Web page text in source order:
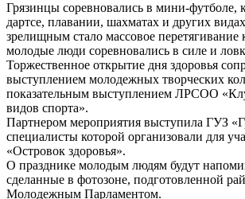
Грязинцы соревновались в мини-
дартсе, плавании, шахматах и других
зрелищным стало массовое перетягивание
молодые люди соревновались в силе и
Торжественное открытие дня здоровья
выступлением молодежных творческих
показательным выступлением ЛРСОО
видов спорта».
Партнером мероприятия выступила ГУЗ
специалисты которой организовали для
«Островок здоровья».
О празднике молодым людям будут
сделанные в фотозоне, подготовленной
Молодежным Парламентом.